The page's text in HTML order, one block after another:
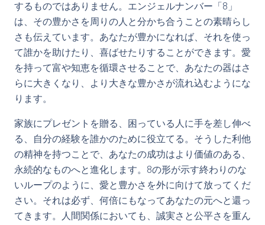
するものではありません。エンジェルナンバー「8」
は、その豊かさを周りの人と分かち合うことの素晴らし
さも伝えています。あなたが豊かになれば、それを使っ
て誰かを助けたり、喜ばせたりすることができます。愛
を持って富や知恵を循環させることで、あなたの器はさ
らに大きくなり、より大きな豊かさが流れ込むようにな
ります。
家族にプレゼントを贈る、困っている人に手を差し伸べ
る、自分の経験を誰かのために役立てる。そうした利他
の精神を持つことで、あなたの成功はより価値のある、
永続的なものへと進化します。8の形が示す終わりのな
いループのように、愛と豊かさを外に向けて放ってくだ
さい。それは必ず、何倍にもなってあなたの元へと還っ
てきます。人間関係においても、誠実さと公平さを重ん